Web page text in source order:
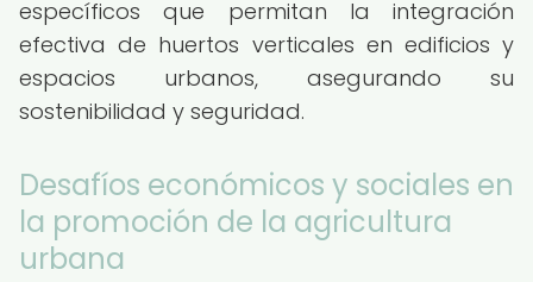
específicos que permitan la integración
efectiva de huertos verticales en edificios y
espacios urbanos, asegurando su
sostenibilidad y seguridad.
Desafíos económicos y sociales en
la promoción de la agricultura
urbana